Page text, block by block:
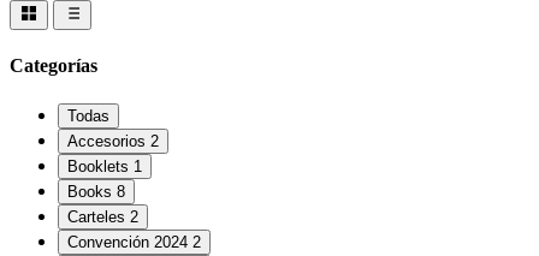
Categorías
Todas
Accesorios 2
Booklets 1
Books 8
Carteles 2
Convención 2024 2